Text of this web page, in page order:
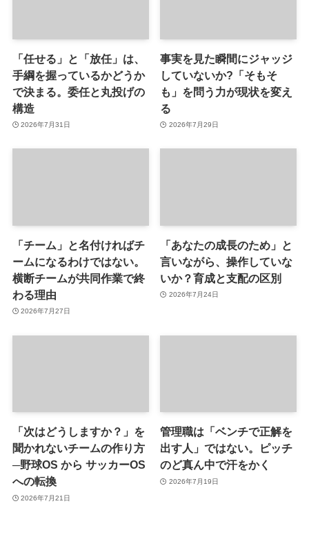
「任せる」と「放任」は、
手綱を握っているかどうか
で決まる。委任と丸投げの
構造
2026年7月31日
事実を見た瞬間にジャッジ
していないか?「そもそ
も」を問う力が現状を変え
る
2026年7月29日
「チーム」と名付ければチ
ームになるわけではない。
横断チームが共同作業で終
わる理由
2026年7月27日
「あなたの成長のため」と
言いながら、操作していな
いか？育成と支配の区別
2026年7月24日
「次はどうしますか？」を
聞かれないチームの作り方
─野球OS から サッカーOS
への転換
2026年7月21日
管理職は「ベンチで正解を
出す人」ではない。ピッチ
のど真ん中で汗をかく
2026年7月19日